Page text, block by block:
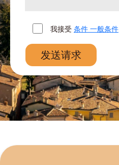
我接受 条件 一般条件
发送请求